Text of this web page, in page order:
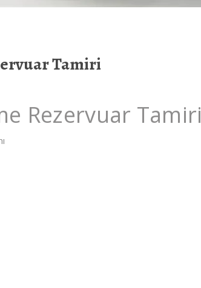
Tamiri
Rezervuar Tamiri